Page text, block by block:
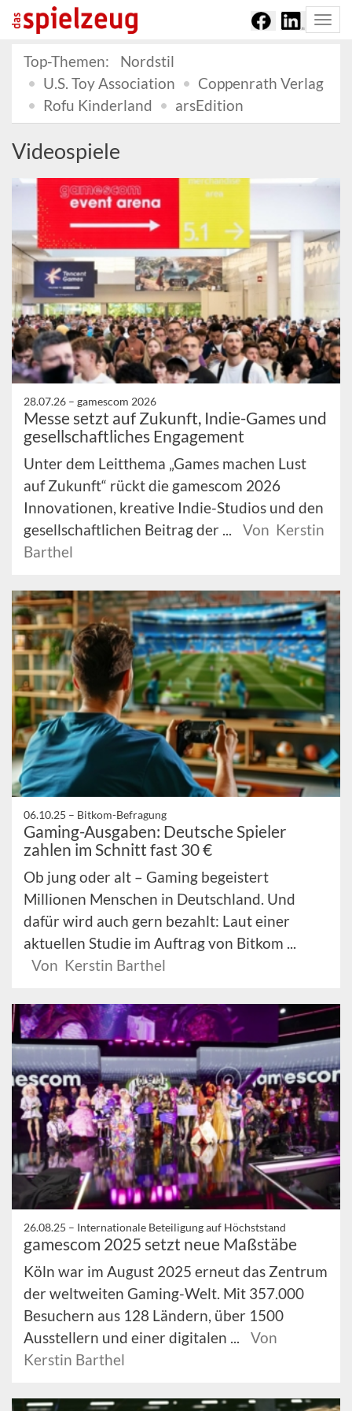
Top-Themen:
Nordstil
U.S. Toy Association
Coppenrath Verlag
Rofu Kinderland
arsEdition
Videospiele
28.07.26 – gamescom 2026
Messe setzt auf Zukunft, Indie-Games und
gesellschaftliches Engagement
Unter dem Leitthema „Games machen Lust
auf Zukunft“ rückt die gamescom 2026
Innovationen, kreative Indie-Studios und den
gesellschaftlichen Beitrag der ...
Von Kerstin
Barthel
06.10.25 – Bitkom-Befragung
Gaming-Ausgaben: Deutsche Spieler
zahlen im Schnitt fast 30 €
Ob jung oder alt – Gaming begeistert
Millionen Menschen in Deutschland. Und
dafür wird auch gern bezahlt: Laut einer
aktuellen Studie im Auftrag von Bitkom ...
Von Kerstin Barthel
26.08.25 – Internationale Beteiligung auf Höchststand
gamescom 2025 setzt neue Maßstäbe
Köln war im August 2025 erneut das Zentrum
der weltweiten Gaming-Welt. Mit 357.000
Besuchern aus 128 Ländern, über 1500
Ausstellern und einer digitalen ...
Von
Kerstin Barthel